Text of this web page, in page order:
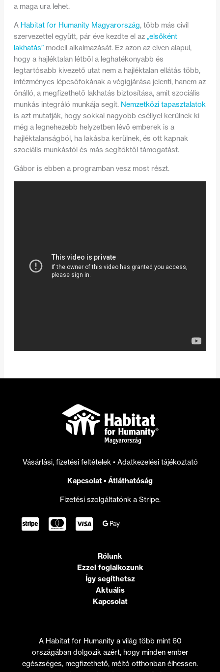
a maga ura lehet.
A Habitat for Humanity Magyarország, több más civil
szervezettel együtt, pár éve kezdte el az„elsőként
lakhatás” modell alkalmazását. Ez azon az elven alapul,
hogy a hajléktalan létből a leghatékonyabb és
legtartósabb kivezető utat nem a hajléktalan ellátás több,
intézményes lépcsőfokának a végigjárása jelenti, hanem az
önálló, a megfizethető lakhatás biztosítása, amit szociális
munkás integráló munkája segít. Nemzetközi tapasztalatok
is azt mutatják, hogy sokkal nagyobb eséllyel kerülnek ki
még a legnehezebb helyzetben lévő emberek is a
hajléktalanságból, ha lakásba kerülnek, és ott kapnak
szociális munkástól és más segítőktől támogatást.
Gábor is ebben a programban vesz most részt.
Vásárlási, fizetési feltételek • Adatkezelési tájékoztató
Kapcsolat• Átláthatóság
Fizetési szolgáltatónk a Stripe.
Rólunk
Ezzel foglalkozunk
Így segíthetsz
Aktuális
Kapcsolat
A Habitat for Humanity a világ több mint 60
országában dolgozik azért, hogy minden ember
egészséges, megfizethető, méltó otthonban élhessen.